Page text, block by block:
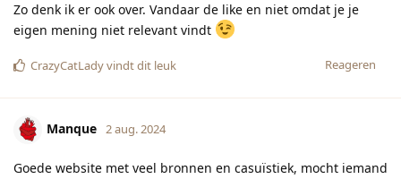
Zo denk ik er ook over. Vandaar de like en niet omdat je je
eigen mening niet relevant vindt
Reageren
CrazyCatLadyvindt dit leuk
Manque 2 aug. 2024
Goede website met veel bronnen en casuïstiek, mocht iemand